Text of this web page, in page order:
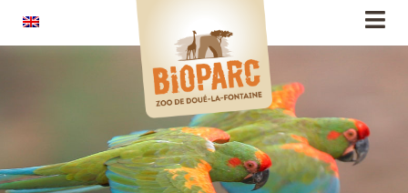
Panneau de gestion des cookies